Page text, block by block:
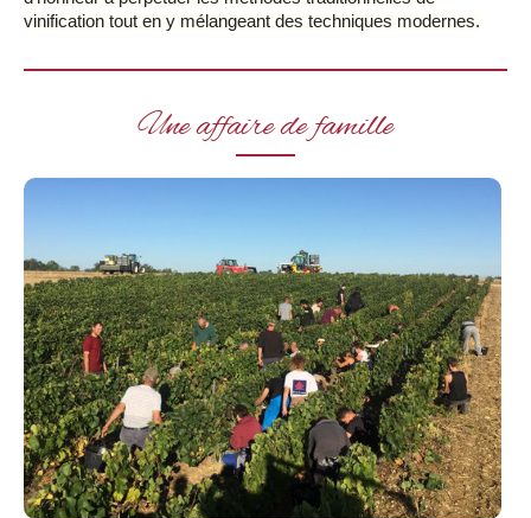
vinification tout en y mélangeant des techniques modernes.
Une affaire de famille